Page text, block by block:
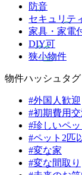
防音
セキュリテ
家具・家電
DIY可
狭小物件
物件ハッシュタグ
#外国人歓迎
#初期費用
#珍しいペ
#ペット2匹
#変な家
#変な間取り